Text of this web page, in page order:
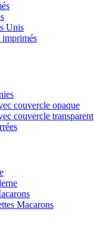
Unis
imprimés
couvercle opaque
couvercle transparent
Macarons